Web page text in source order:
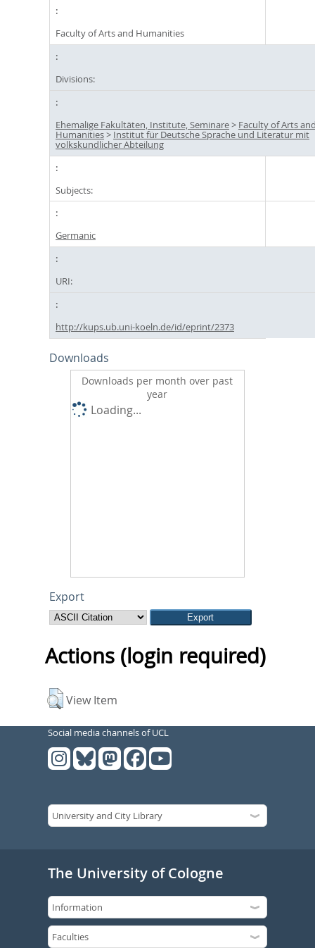
Faculty of Arts and Humanities
Divisions:
Ehemalige Fakultäten, Institute, Seminare> Faculty of Arts
Humanities> Institut für Deutsche Sprache und Literatur mit
volkskundlicher Abteilung
Subjects:
Germanic
URI:
http://kups.ub.uni-koeln.de/id/eprint/2373
Downloads
Downloads per month over past
year
Loading...
Export
Actions (login required)
View Item
Social media channels of UCL
The University of Cologne